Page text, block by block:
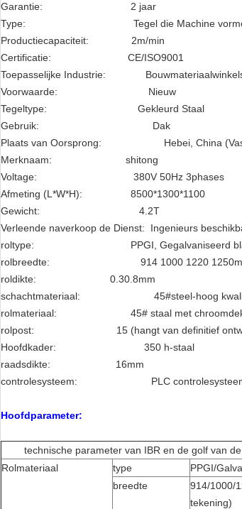
Garantie:
2 jaar
Type: Tegel die Machine
Productiecapaciteit:
2m/min
Certificatie:
CE/ISO9001
Toepasselijke Industrie:
Voorwaarde: Nieuw
Tegeltype: Gekleurd Staal
Gebruik: Dak
Plaats van Oorsprong: Hebei, China
Merknaam: shitong
Voltage: 380V 50Hz 3phases
Afmeting (L*W*H): 8500*1300*1100
Gewicht: 4.2T
Verleende naverkoop de Dienst:
Ingenieurs
roltype: PPGI, Gegalvaniseerd
rolbreedte: 914 1000 1220
roldikte: 0.30.8mm
schachtmateriaal: 45#steel-hoog
rolmateriaal: 45# staal met
rolpost:
15 (hangt van definitief
Hoofdkader:
350 h-staal
raadsdikte:
16mm
controlesysteem: PLC
Hoofdparameter:
technische parameter van IBR en de golf van
Rolmateriaal
type
PPGI/
breedte
914/1000/
tekening)